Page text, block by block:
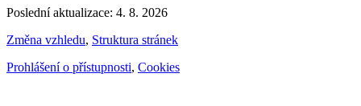
Poslední aktualizace: 4. 8. 2026
Změna vzhledu, Struktura stránek
Prohlášení o přístupnosti, Cookies